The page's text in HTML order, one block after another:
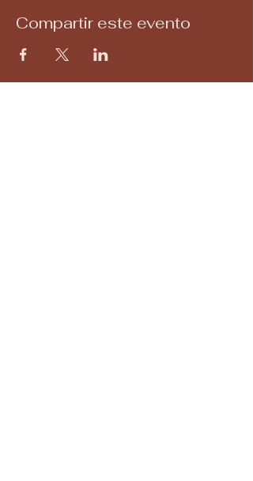
Compartir este evento